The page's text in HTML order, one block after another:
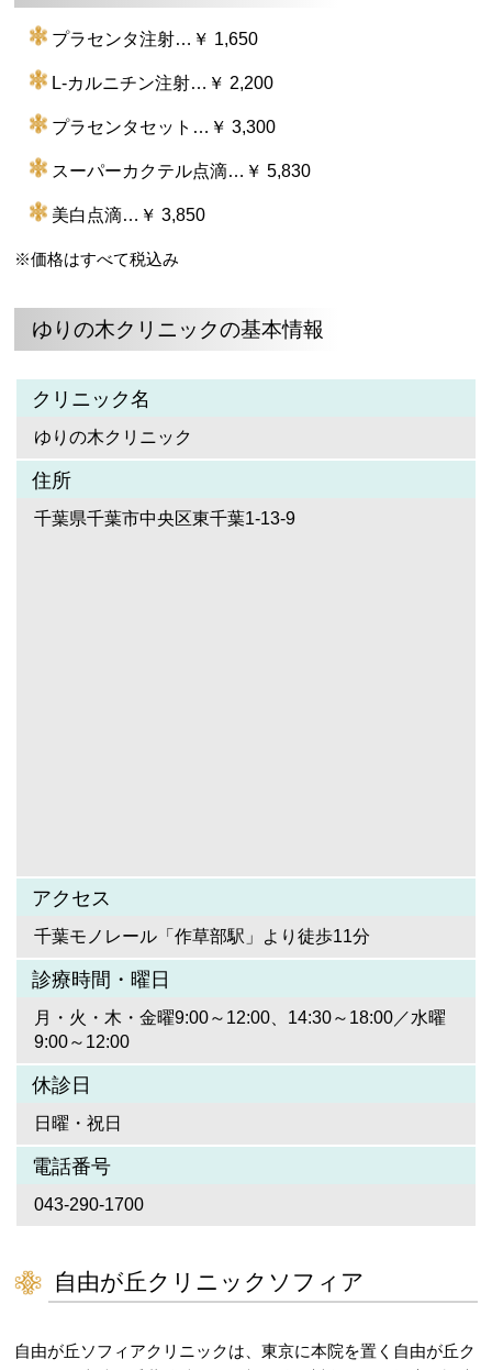
プラセンタ注射…￥ 1,650
L-カルニチン注射…￥ 2,200
プラセンタセット…￥ 3,300
スーパーカクテル点滴…￥ 5,830
美白点滴…￥ 3,850
※価格はすべて税込み
ゆりの木クリニックの基本情報
クリニック名
ゆりの木クリニック
住所
千葉県千葉市中央区東千葉1-13-9
アクセス
千葉モノレール「作草部駅」より徒歩11分
診療時間・曜日
月・火・木・金曜9:00～12:00、14:30～18:00／水曜
9:00～12:00
休診日
日曜・祝日
電話番号
043-290-1700
自由が丘クリニックソフィア
自由が丘ソフィアクリニックは、東京に本院を置く自由が丘ク